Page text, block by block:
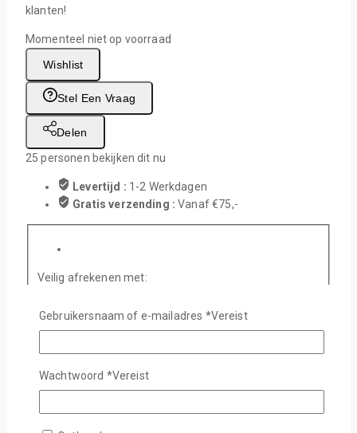
klanten!
Momenteel niet op voorraad
Wishlist
Stel Een Vraag
Delen
25 personen bekijken dit nu
Levertijd : 1-2 Werkdagen
Gratis verzending :Vanaf €75,-
Veilig afrekenen met:
Beschrijving
Beoordelingen (0)
Sublimatieframe van gehard glas voor het afdrukken van
schitterende afdrukresultaten. Een echte winnaar voor uw
Gebruikersnaam of e-mailadres *Vereist
Wachtwoord *Vereist